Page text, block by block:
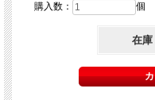
購入数： 個
在庫